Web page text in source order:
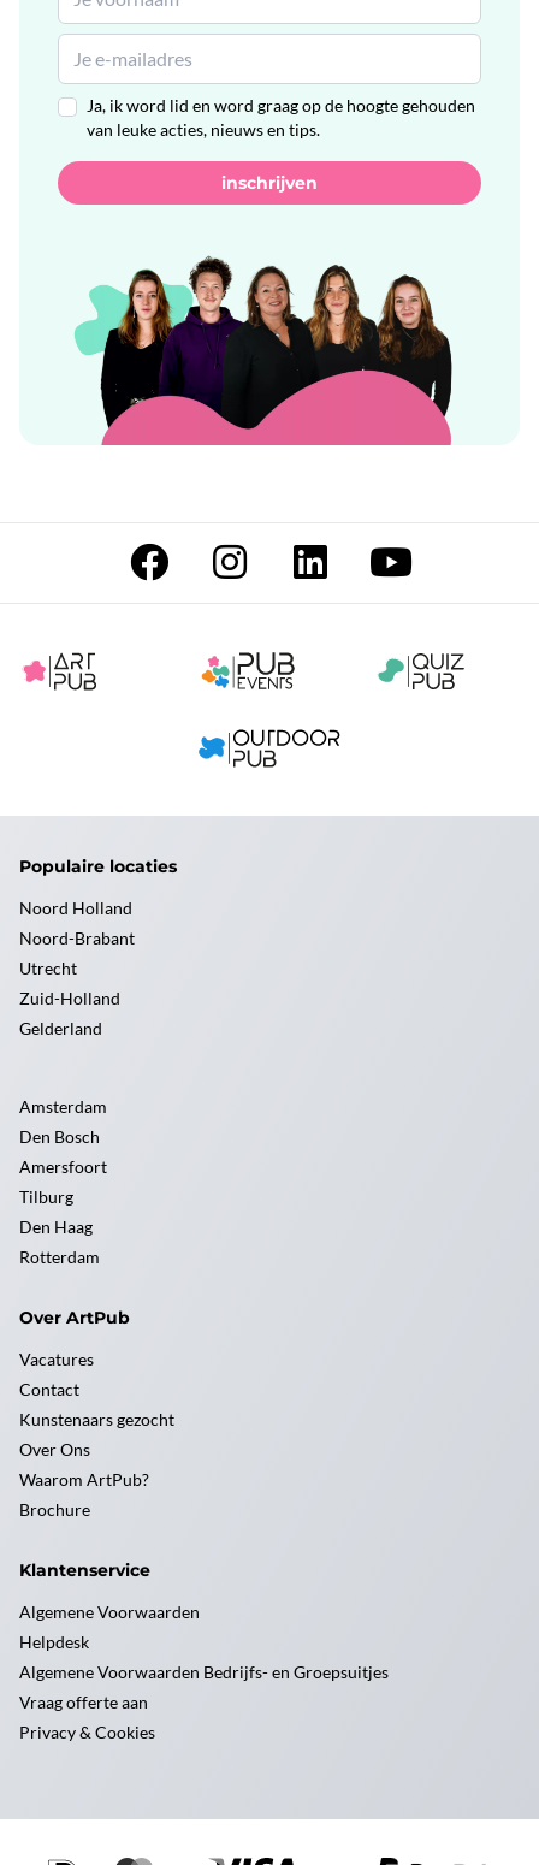
Ja, ik word lid en word graag op de hoogte gehouden
van leuke acties, nieuws en tips.
Populaire locaties
Noord Holland
Noord-Brabant
Utrecht
Zuid-Holland
Gelderland
Amsterdam
Den Bosch
Amersfoort
Tilburg
Den Haag
Rotterdam
Over ArtPub
Vacatures
Contact
Kunstenaars gezocht
Over Ons
Waarom ArtPub?
Brochure
Klantenservice
Algemene Voorwaarden
Helpdesk
Algemene Voorwaarden Bedrijfs- en Groepsuitjes
Vraag offerte aan
Privacy & Cookies